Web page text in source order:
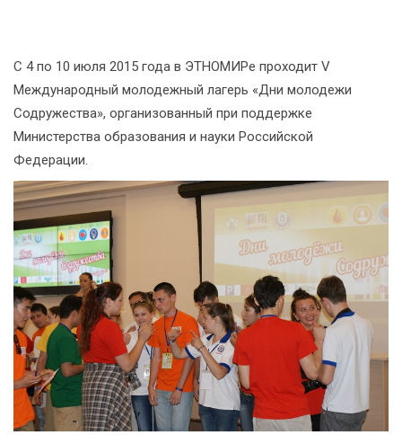
С 4 по 10 июля 2015 года в ЭТНОМИРе проходит V
Международный молодежный лагерь «Дни молодежи
Содружества», организованный при поддержке
Министерства образования и науки Российской
Федерации.